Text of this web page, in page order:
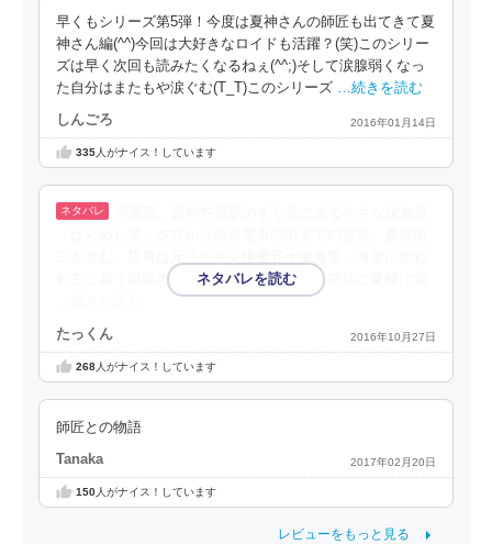
早くもシリーズ第5弾！今度は夏神さんの師匠も出てきて夏
神さん編(^^)今回は大好きなロイドも活躍？(笑)このシリー
ズは早く次回も読みたくなるねぇ(^^;)そして涙腺弱くなっ
た自分はまたもや涙ぐむ(T_T)このシリーズ
…続きを読む
しんごろ 2016年01月14日
335人がナイス！しています
れ主と慕う眼鏡の付喪神ロイド。ある日、突然に夏神に電
たっくん 2016年10月27日
268人がナイス！しています
師匠との物語
Tanaka 2017年02月20日
150人がナイス！しています
レビューをもっと見る